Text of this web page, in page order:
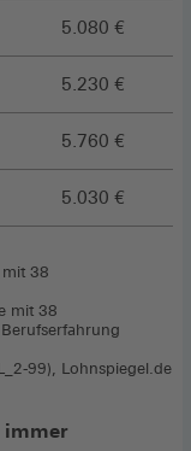
5.080 €
5.230 €
5.760 €
5.030 €
38
mit 38
99), Lohnspiegel.de
immer